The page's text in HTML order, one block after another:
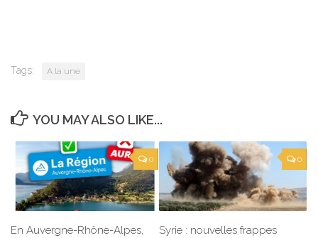
Tags: A la une
YOU MAY ALSO LIKE...
0
En Auvergne-Rhône-Alpes,
0
Syrie : nouvelles frappes